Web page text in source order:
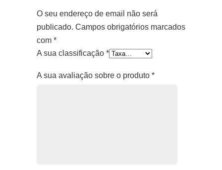
O seu endereço de email não será
publicado. Campos obrigatórios marcados
com *
A sua classificação *
A sua avaliação sobre o produto *